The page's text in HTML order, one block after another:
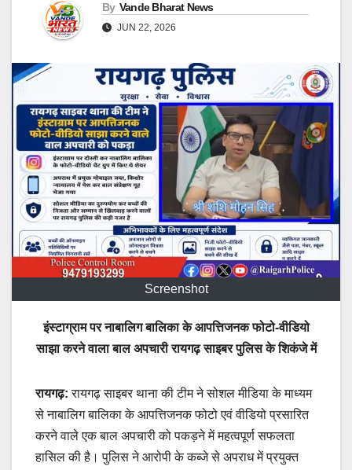
By Vande Bharat News
JUN 22, 2026
Screenshot
इंस्टाग्राम पर नाबालिग बालिका के आपत्तिजनक फोटो-वीडियो
साझा करने वाला बाल अपचारी रायगढ़ साइबर पुलिस के शिकंजे में
रायगढ़: रायगढ़ साइबर थाना की टीम ने सोशल मीडिया के माध्यम
से नाबालिग बालिका के आपत्तिजनक फोटो एवं वीडियो प्रसारित
करने वाले एक बाल अपचारी को पकड़ने में महत्वपूर्ण सफलता
हासिल की है। पुलिस ने आरोपी के कब्जे से अपराध में प्रयुक्त